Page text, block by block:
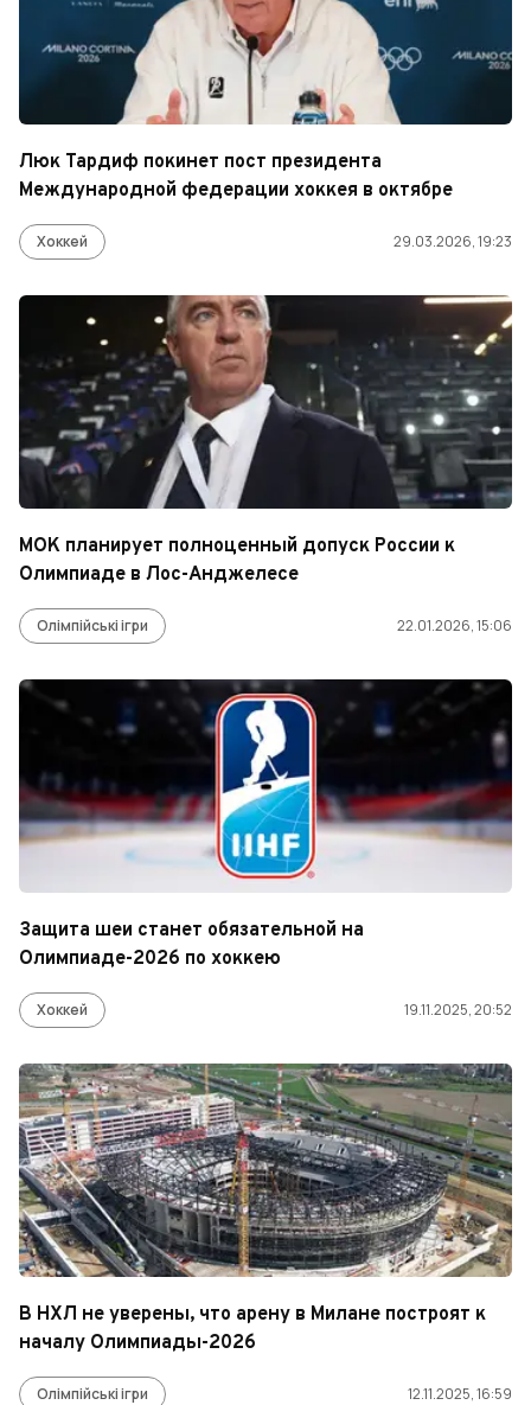
Люк Тардиф покинет пост президента
Международной федерации хоккея в октябре
Хоккей 29.03.2026, 19:23
МОК планирует полноценный допуск России к
Олимпиаде в Лос-Анджелесе
Олімпійські ігри 22.01.2026, 15:06
Защита шеи станет обязательной на
Олимпиаде-2026 по хоккею
Хоккей 19.11.2025, 20:52
В НХЛ не уверены, что арену в Милане построят к
началу Олимпиады-2026
Олімпійські ігри 12.11.2025, 16:59